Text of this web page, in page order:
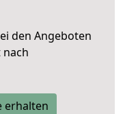
den Angeboten
erhalten